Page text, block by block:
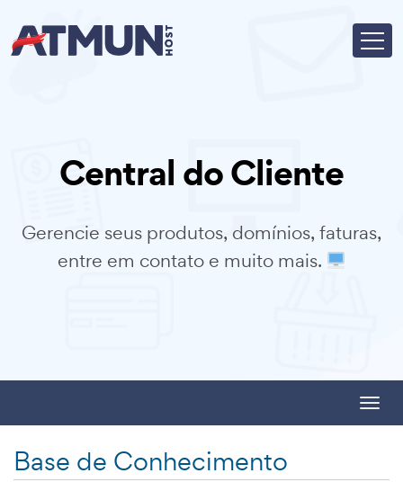
Central do Cliente
Gerencie seus produtos, domínios, faturas,
entre em contato e muito mais.
Base de Conhecimento